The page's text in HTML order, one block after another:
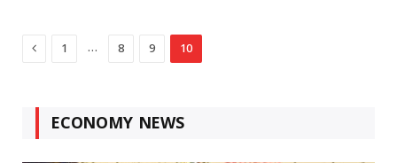
Previous
1 … 8 9 10
ECONOMY NEWS